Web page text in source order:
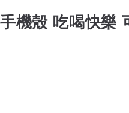
機殼 吃喝快樂